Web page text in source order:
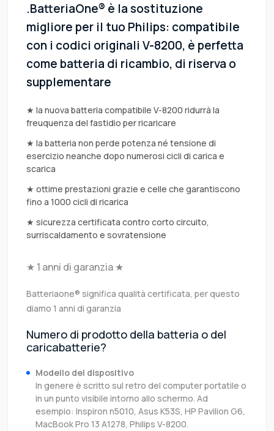
.BatteriaOne® è la sostituzione
migliore per il tuo Philips: compatibile
con i codici originali V-8200, è perfetta
come batteria di ricambio, di riserva o
supplementare
★ la nuova batteria compatibile V-8200 ridurrà la
freuquenza del fastidio per ricaricare
★ la batteria non perde potenza né tensione di
esercizio neanche dopo numerosi cicli di carica e
scarica
★ ottime prestazioni grazie e celle che garantiscono
fino a 1000 cicli di ricarica
★ sicurezza certificata contro corto circuito,
surriscaldamento e sovratensione
★ 1 anni di garanzia ★
Batteriaone® significa qualità certificata, per questo
diamo 1 anni di garanzia
Numero di prodotto della batteria o del
caricabatterie?
Modello del dispositivo
In genere è scritto sul retro del computer portatile o
in un punto visibile intorno allo schermo. Ad
esempio: Inspiron n5010, Asus K53S, HP Pavilion G6,
MacBook Pro 13 A1278, Philips V-8200.